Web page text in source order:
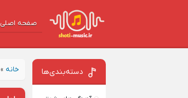
صفحه اصلی
خانه » دسته‌بندی‌ها